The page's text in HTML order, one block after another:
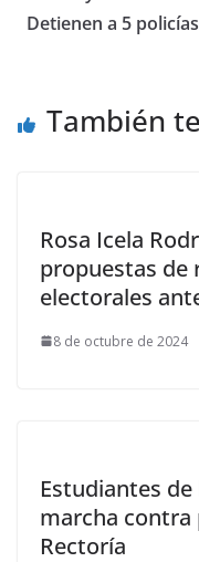
Detienen a 5
También
Rosa Icela
propuestas de
electorales
8 de octubre de 2024
Estudiantes de
marcha contra
Rectoría